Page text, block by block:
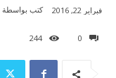
0
244
فبراير 22, 2016 كتب بواسطة